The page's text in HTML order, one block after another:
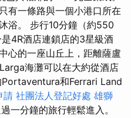
有一條路與一個小港口所在
浴。 步行10分鐘（約550
4R酒店連鎖店的3星級酒
心的一座山丘上，距離薩盧
海灘可以在大約從酒店
和Ferrari Land
請 社團法人登記好處 雄獅
一分鐘的旅行輕鬆進入。